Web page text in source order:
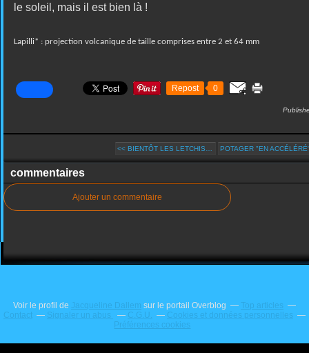
le soleil, mais il est bien là !
Lapilli* : projection volcanique de taille comprises entre 2 et 64 mm
Repost 0
<< BIENTÔT LES LETCHIS… POTAGER "EN
commentaires
Ajouter un commentaire
Voir le profil de Jacqueline Dallem sur le portail Overblog
Top articles
Contact
Signaler un abus C.G.U.
Cookies et données personnelles
Préférences cookies